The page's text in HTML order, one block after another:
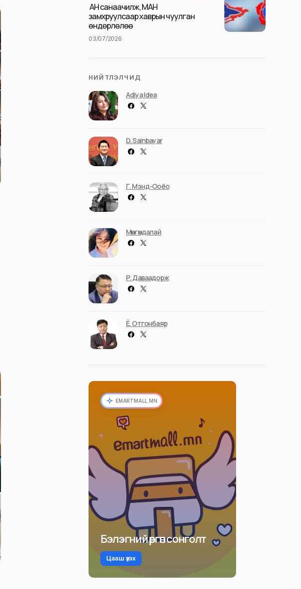
АН санаачилж, МАН
замхруулсаар хаврын чуулган
өндөрлөлөө
03/07/2026
НИЙТЛЭЛЧИД
Adiya Idea
D. Sainbayar
Г. Мэнд-Ооёо
Мөнгөндалай
Р. Даваадорж
Ё. Отгонбаяр
EMARTMALL.MN
Бэлэгний өргөн сонголт
Цааш үзэх